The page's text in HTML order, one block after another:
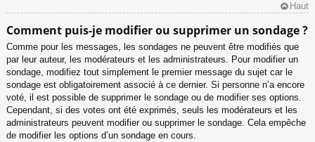
Haut
Comment puis-je modifier ou supprimer un sondage ?
Comme pour les messages, les sondages ne peuvent être modifiés que
par leur auteur, les modérateurs et les administrateurs. Pour modifier un
sondage, modifiez tout simplement le premier message du sujet car le
sondage est obligatoirement associé à ce dernier. Si personne n’a encore
voté, il est possible de supprimer le sondage ou de modifier ses options.
Cependant, si des votes ont été exprimés, seuls les modérateurs et les
administrateurs peuvent modifier ou supprimer le sondage. Cela empêche
de modifier les options d’un sondage en cours.